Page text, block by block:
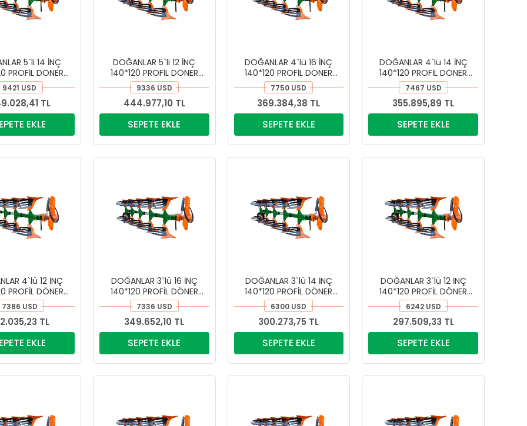
5`li 14 İNÇ
PROFİL DÖNER
PİMKESEN PULLUK
9421 USD
TL
EKLE
DOĞANLAR 5`li 12 İNÇ
140*120 PROFİL DÖNER
KULAKLI PİMKESEN PULLUK
9336 USD
444.977,10 TL
SEPETE EKLE
DOĞANLAR 4`lü 16 İNÇ
140*120 PROFİL DÖNER
KULAKLI PİMKESEN PULLUK
7750 USD
369.384,38 TL
SEPETE EKLE
DOĞANLAR 4`lü 14 İNÇ
140*120 PROFİL DÖNER
KULAKLI PİMKESEN PULLUK
7467 USD
355.895,89 TL
SEPETE EKLE
4`lü 12 İNÇ
PROFİL DÖNER
PİMKESEN PULLUK
7386 USD
TL
EKLE
DOĞANLAR 3`lü 16 İNÇ
140*120 PROFİL DÖNER
KULAKLI PİMKESEN PULLUK
7336 USD
349.652,10 TL
SEPETE EKLE
DOĞANLAR 3`lü 14 İNÇ
140*120 PROFİL DÖNER
KULAKLI PİMKESEN PULLUK
6300 USD
300.273,75 TL
SEPETE EKLE
DOĞANLAR 3`lü 12 İNÇ
140*120 PROFİL DÖNER
KULAKLI PİMKESEN PULLUK
6242 USD
297.509,33 TL
SEPETE EKLE